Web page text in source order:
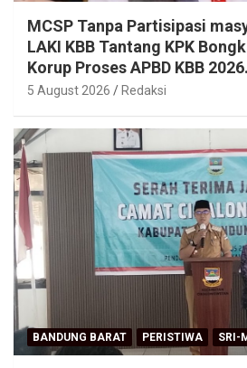
MCSP Tanpa Partisipasi
LAKI KBB Tantang KPK
Korup Proses APBD KBB 2026.
5 August 2026 Redaksi
BANDUNG BARAT PERISTIWA SRI-